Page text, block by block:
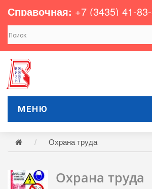
Справочная: +7 (3435) 41-
МЕНЮ
Охрана труда
Охрана труда